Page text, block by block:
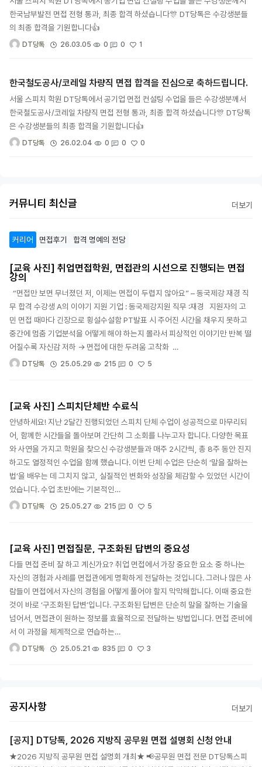
한국남부발전 면접 전형 통과, 최종 합격 하셨습니다🎊 DT당톡은 수강생분들
의 최종 합격을 기원합니다👍
DT당톡 26.03.05 0 0 1
한국철도공사/코레일 차량직 면접 합격을 진심으로 축하드립니다.
서울 스피치 학원 DT당톡에서 공기업 면접 컨설팅 수업을 들은 수강생분께서
한국철도공사/코레일 차량직 면접 전형 통과, 최종 합격 하셨습니다🎊 DT당톡
은 수강생분들의 최종 합격을 기원합니다👍
DT당톡 26.02.04 0 0 0
커뮤니티 최신글 더보기
커리어 면접후기 합격 명예의 전당
[교육 사진] 취업면접학원, 면접관의 시선으로 진행되는 면접
강의
“면접만 보면 무너졌던 저, 이제는 면접이 두렵지 않아요” – 동국제강 재경 직
무 합격 수강생 A의 이야기 지원 기업 : 동국제강지원 직무 :재경 지원자의 고
민 면접 때마다 긴장으로 횡설수설함 PT발표 시 주어진 시간을 채우지 못하고
중간에 멈춤 기업분석을 어떻게 해야 하는지 몰라서 피상적인 이야기만 반복 떨
어질수록 자신감 저하 → 면접에 대한 두려움 고착화 …
DT당톡 25.05.29 215 0 5
[교육 사진] 스피치단체반 수료식
안녕하세요! 지난 2달간 진행되었던 스피치 단체 수업이 성공적으로 마무리되
어, 함께한 시간들을 돌아보며 간단히 그 소회를 나누고자 합니다. 다양한 목표
와 사연을 가지고 학원을 찾으신 수강생분들과 매주 2시간씩, 총 8주 동안 진지
하고도 열정적인 수업을 함께 했습니다. 이번 단체 수업은 단순히 ‘말을 잘하는
법’을 배우는 데 그치지 않고, 실질적인 변화와 성장을 체감할 수 있었던 시간이
었습니다. 수업 초반에는 기본적인…
DT당톡 25.05.27 215 0 5
[교육 사진] 면접질문, 구조화된 답변의 중요성
다들 면접 준비 잘 하고 계신가요? 취업 면접에서 가장 중요한 요소 중 하나는
자신의 경험과 사례를 면접관에게 명확하게 전달하는 것입니다. 그러나 많은 사
람들이 면접에서 자신의 경험을 어떻게 풀어야 할지 막막해합니다. 이때 중요한
것이 바로 ‘구조화된 답변’입니다. 구조화된 답변은 단순히 말을 잘하는 기술을
넘어서, 면접관이 원하는 정보를 효율적으로 전달하는 방법입니다. 면접 준비에
서 이 과정을 체계적으로 연습하는…
DT당톡 25.05.21 835 0 3
공지사항 더보기
[공지] DT당톡, 2026 지방직 공무원 면접 설명회 신청 안내
★2026 지방직 공무원 면접 설명회 개최★ 📢공무원 면접 전문 DT당톡스피